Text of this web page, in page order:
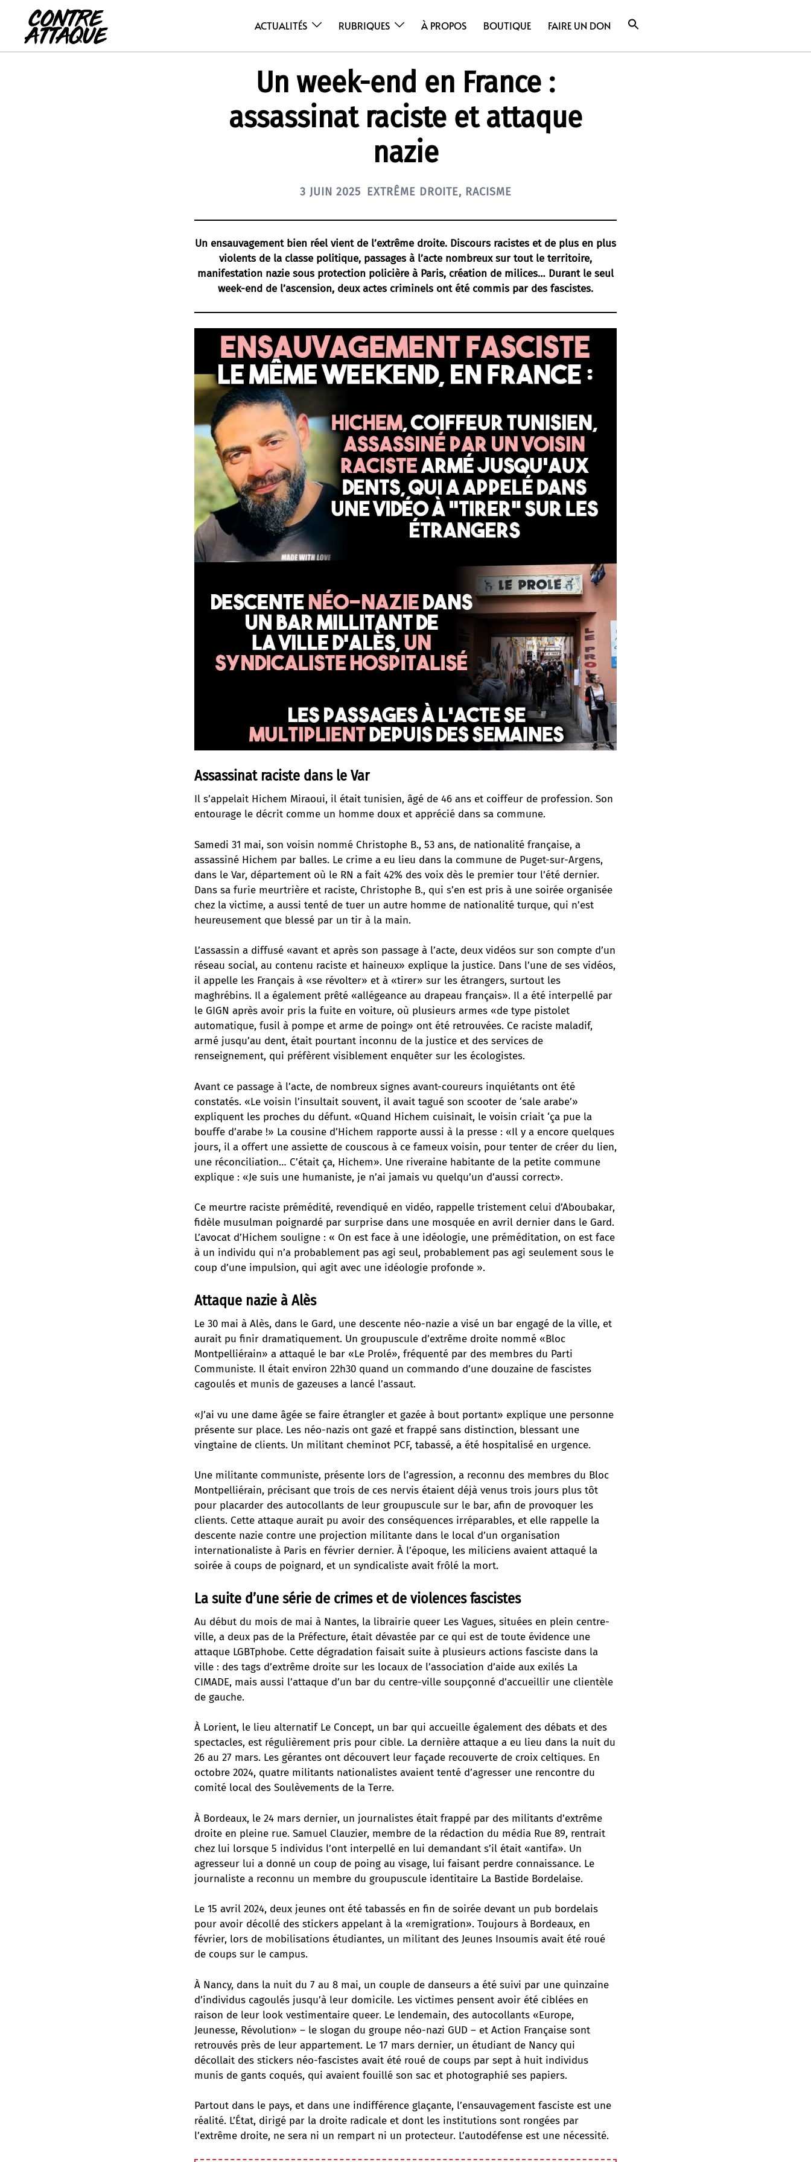
contenu
ACTUALITÉS RUBRIQUES À PROPOS BOUTIQUE FAIRE UN DON
Un week-end en France :
assassinat raciste et attaque
nazie
3 JUIN 2025 EXTRÊME DROITE, RACISME
Un ensauvagement bien réel vient de l’extrême droite. Discours racistes et de plus en plus
violents de la classe politique, passages à l’acte nombreux sur tout le territoire,
manifestation nazie sous protection policière à Paris, création de milices… Durant le seul
week-end de l’ascension, deux actes criminels ont été commis par des fascistes.
Assassinat raciste dans le Var
Il s’appelait Hichem Miraoui, il était tunisien, âgé de 46 ans et coiffeur de profession. Son
entourage le décrit comme un homme doux et apprécié dans sa commune.
Samedi 31 mai, son voisin nommé Christophe B., 53 ans, de nationalité française, a
assassiné Hichem par balles. Le crime a eu lieu dans la commune de Puget-sur-Argens,
dans le Var, département où le RN a fait 42% des voix dès le premier tour l’été dernier.
Dans sa furie meurtrière et raciste, Christophe B., qui s’en est pris à une soirée organisée
chez la victime, a aussi tenté de tuer un autre homme de nationalité turque, qui n’est
heureusement que blessé par un tir à la main.
L’assassin a diffusé «avant et après son passage à l’acte, deux vidéos sur son compte d’un
réseau social, au contenu raciste et haineux» explique la justice. Dans l’une de ses vidéos,
il appelle les Français à «se révolter» et à «tirer» sur les étrangers, surtout les
maghrébins. Il a également prêté «allégeance au drapeau français». Il a été interpellé par
le GIGN après avoir pris la fuite en voiture, où plusieurs armes «de type pistolet
automatique, fusil à pompe et arme de poing» ont été retrouvées. Ce raciste maladif,
armé jusqu’au dent, était pourtant inconnu de la justice et des services de
renseignement, qui préfèrent visiblement enquêter sur les écologistes.
Avant ce passage à l’acte, de nombreux signes avant-coureurs inquiétants ont été
constatés. «Le voisin l’insultait souvent, il avait tagué son scooter de ‘sale arabe’»
expliquent les proches du défunt. «Quand Hichem cuisinait, le voisin criait ‘ça pue la
bouffe d’arabe !» La cousine d’Hichem rapporte aussi à la presse : «Il y a encore quelques
jours, il a offert une assiette de couscous à ce fameux voisin, pour tenter de créer du lien,
une réconciliation… C’était ça, Hichem». Une riveraine habitante de la petite commune
explique : «Je suis une humaniste, je n’ai jamais vu quelqu’un d’aussi correct».
Ce meurtre raciste prémédité, revendiqué en vidéo, rappelle tristement celui d’Aboubakar,
fidèle musulman poignardé par surprise dans une mosquée en avril dernier dans le Gard.
L’avocat d’Hichem souligne : « On est face à une idéologie, une préméditation, on est face
à un individu qui n’a probablement pas agi seul, probablement pas agi seulement sous le
coup d’une impulsion, qui agit avec une idéologie profonde ».
Attaque nazie à Alès
Le 30 mai à Alès, dans le Gard, une descente néo-nazie a visé un bar engagé de la ville, et
aurait pu finir dramatiquement. Un groupuscule d’extrême droite nommé «Bloc
Montpelliérain» a attaqué le bar «Le Prolé», fréquenté par des membres du Parti
Communiste. Il était environ 22h30 quand un commando d’une douzaine de fascistes
cagoulés et munis de gazeuses a lancé l’assaut.
«J’ai vu une dame âgée se faire étrangler et gazée à bout portant» explique une personne
présente sur place. Les néo-nazis ont gazé et frappé sans distinction, blessant une
vingtaine de clients. Un militant cheminot PCF, tabassé, a été hospitalisé en urgence.
Une militante communiste, présente lors de l’agression, a reconnu des membres du Bloc
Montpelliérain, précisant que trois de ces nervis étaient déjà venus trois jours plus tôt
pour placarder des autocollants de leur groupuscule sur le bar, afin de provoquer les
clients. Cette attaque aurait pu avoir des conséquences irréparables, et elle rappelle la
descente nazie contre une projection militante dans le local d’un organisation
internationaliste à Paris en février dernier. À l’époque, les miliciens avaient attaqué la
soirée à coups de poignard, et un syndicaliste avait frôlé la mort.
La suite d’une série de crimes et de violences fascistes
Au début du mois de mai à Nantes, la librairie queer Les Vagues, situées en plein centre-
ville, a deux pas de la Préfecture, était dévastée par ce qui est de toute évidence une
attaque LGBTphobe. Cette dégradation faisait suite à plusieurs actions fasciste dans la
ville : des tags d’extrême droite sur les locaux de l’association d’aide aux exilés La
CIMADE, mais aussi l’attaque d’un bar du centre-ville soupçonné d’accueillir une clientèle
de gauche.
À Lorient, le lieu alternatif Le Concept, un bar qui accueille également des débats et des
spectacles, est régulièrement pris pour cible. La dernière attaque a eu lieu dans la nuit du
26 au 27 mars. Les gérantes ont découvert leur façade recouverte de croix celtiques. En
octobre 2024, quatre militants nationalistes avaient tenté d’agresser une rencontre du
comité local des Soulèvements de la Terre.
À Bordeaux, le 24 mars dernier, un journalistes était frappé par des militants d’extrême
droite en pleine rue. Samuel Clauzier, membre de la rédaction du média Rue 89, rentrait
chez lui lorsque 5 individus l’ont interpellé en lui demandant s’il était «antifa». Un
agresseur lui a donné un coup de poing au visage, lui faisant perdre connaissance. Le
journaliste a reconnu un membre du groupuscule identitaire La Bastide Bordelaise.
Le 15 avril 2024, deux jeunes ont été tabassés en fin de soirée devant un pub bordelais
pour avoir décollé des stickers appelant à la «remigration». Toujours à Bordeaux, en
février, lors de mobilisations étudiantes, un militant des Jeunes Insoumis avait été roué
de coups sur le campus.
À Nancy, dans la nuit du 7 au 8 mai, un couple de danseurs a été suivi par une quinzaine
d’individus cagoulés jusqu’à leur domicile. Les victimes pensent avoir été ciblées en
raison de leur look vestimentaire queer. Le lendemain, des autocollants «Europe,
Jeunesse, Révolution» – le slogan du groupe néo-nazi GUD – et Action Française sont
retrouvés près de leur appartement. Le 17 mars dernier, un étudiant de Nancy qui
décollait des stickers néo-fascistes avait été roué de coups par sept à huit individus
munis de gants coqués, qui avaient fouillé son sac et photographié ses papiers.
Partout dans le pays, et dans une indifférence glaçante, l’ensauvagement fasciste est une
réalité. L’État, dirigé par la droite radicale et dont les institutions sont rongées par
l’extrême droite, ne sera ni un rempart ni un protecteur. L’autodéfense est une nécessité.